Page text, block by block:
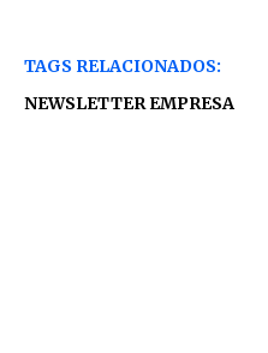
TAGS RELACIONADOS:
NEWSLETTER EMPRESA